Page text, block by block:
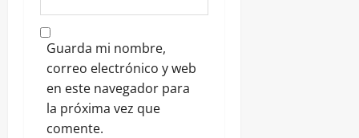
Guarda mi nombre,
correo electrónico y web
en este navegador para
la próxima vez que
comente.